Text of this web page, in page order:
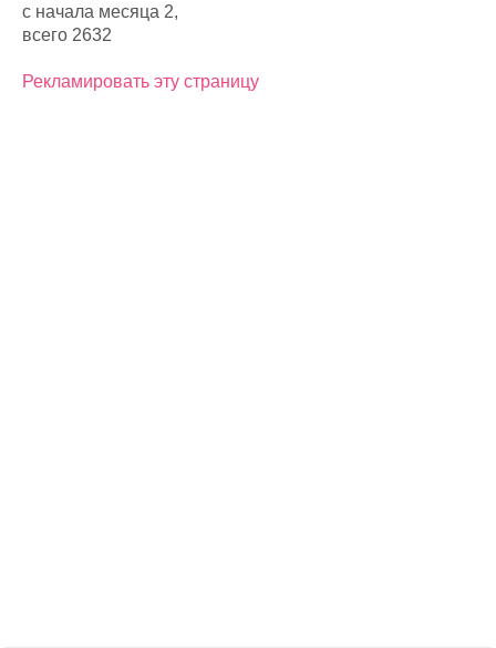
с начала месяца 2,
всего 2632
Рекламировать эту страницу